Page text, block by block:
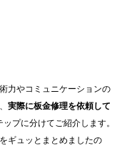
力やコミュニケーションの
実際に板金修理を依頼して
プに分けてご紹介します。
ギュッとまとめましたの